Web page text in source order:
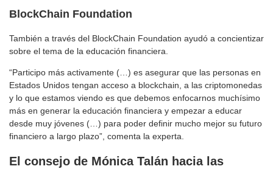
BlockChain Foundation
También a través del BlockChain Foundation ayudó a concientizar
sobre el tema de la educación financiera.
“Participo más activamente (…) es asegurar que las personas en
Estados Unidos tengan acceso a blockchain, a las criptomonedas
y lo que estamos viendo es que debemos enfocarnos muchísimo
más en generar la educación financiera y empezar a educar
desde muy jóvenes (…) para poder definir mucho mejor su futuro
financiero a largo plazo”, comenta la experta.
El consejo de Mónica Talán hacia las